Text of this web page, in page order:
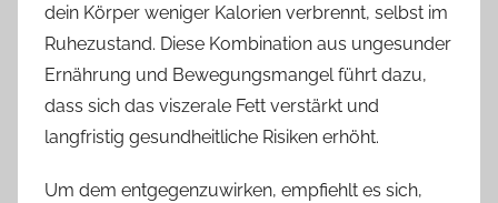
dein Körper weniger Kalorien verbrennt, selbst im
Ruhezustand. Diese Kombination aus ungesunder
Ernährung und Bewegungsmangel führt dazu,
dass sich das viszerale Fett verstärkt und
langfristig gesundheitliche Risiken erhöht.
Um dem entgegenzuwirken, empfiehlt es sich,